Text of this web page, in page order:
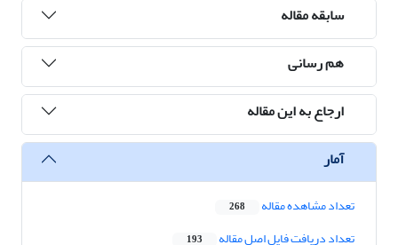
سابقه مقاله
هم رسانی
ارجاع به این مقاله
آمار
تعداد مشاهده مقاله 268
تعداد دریافت فایل اصل مقاله 193